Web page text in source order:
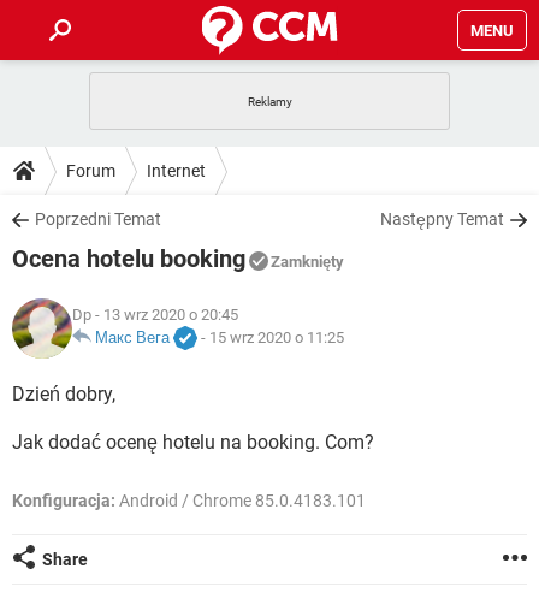
MENU
GRY
SPOTIFY
INSTAGRAM FACEBOOK
WINDOWS 10
PORADY
PlayStation
INSTAGRAM
WINDOWS 10
DO POBRANIA
ANDROID TIKTOK
GRY
IOS NETFLIX
INSTAGRAM
COVID-19
GRY
SPOTIFY
INSTAGRAM FACEBOOK
ARTYKUŁY
COVID-19
INSTAGRAM FACEBOOK
WINDOWS 10
Forum Internet
Poprzedni Temat Następny Temat
Ocena hotelu booking Zamknięty
Dp - 13 wrz 2020 o 20:45
Макс Вега
- 15 wrz 2020 o 11:25
Dzień dobry,
Jak dodać ocenę hotelu na booking. Com?
Konfiguracja: Android / Chrome 85.0.4183.101
Share